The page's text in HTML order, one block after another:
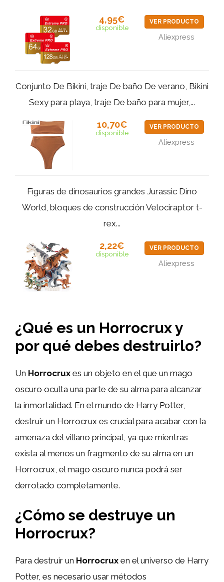
4,95€
disponible
VER PRODUCTO
Aliexpress
Conjunto De Bikini, traje De baño De verano, Bikini
Sexy para playa, traje De baño para mujer,...
10,70€
disponible
VER PRODUCTO
Aliexpress
Figuras de dinosaurios grandes Jurassic Dino
World, bloques de construcción Velociraptor t-
rex...
2,22€
disponible
VER PRODUCTO
Aliexpress
¿Qué es un Horrocrux y
por qué debes destruirlo?
Un Horrocrux es un objeto en el que un mago
oscuro oculta una parte de su alma para alcanzar
la inmortalidad. En el mundo de Harry Potter,
destruir un Horrocrux es crucial para acabar con la
amenaza del villano principal, ya que mientras
exista al menos un fragmento de su alma en un
Horrocrux, el mago oscuro nunca podrá ser
derrotado completamente.
¿Cómo se destruye un
Horrocrux?
Para destruir un Horrocrux en el universo de Harry
Potter, es necesario usar métodos